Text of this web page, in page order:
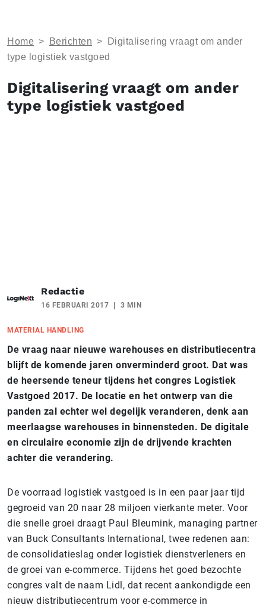
Home > Berichten >
​Digitalisering vraagt om ander
type logistiek vastgoed
​Digitalisering vraagt om ander
type logistiek vastgoed
Redactie
16 FEBRUARI 2017 3 MIN
MATERIAL HANDLING
De vraag naar nieuwe warehouses en distributiecentra
blijft de komende jaren onverminderd groot. Dat was
de heersende teneur tijdens het congres Logistiek
Vastgoed 2017. De locatie en het ontwerp van die
panden zal echter wel degelijk veranderen, denk aan
meerlaagse warehouses in binnensteden. De digitale
en circulaire economie zijn de drijvende krachten
achter die verandering.
De voorraad logistiek vastgoed is in een paar jaar tijd
gegroeid van 20 naar 28 miljoen vierkante meter. Voor
die snelle groei draagt Paul Bleumink, managing partner
van Buck Consultants International, twee redenen aan:
de consolidatieslag onder logistiek dienstverleners en
de groei van e-commerce. Tijdens het goed bezochte
congres valt de naam Lidl, dat recent aankondigde een
nieuw distributiecentrum voor e-commerce in